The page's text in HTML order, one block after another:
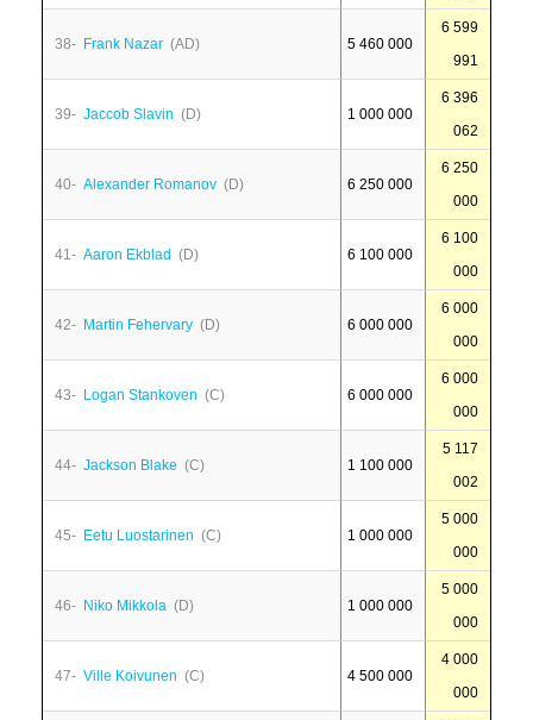
38- Frank Nazar (AD) 5 460 000
6 599
991
39- Jaccob Slavin (D) 1 000 000
6 396
062
40- Alexander Romanov (D) 6 250 000
6 250
000
41- Aaron Ekblad (D) 6 100 000
6 100
000
42- Martin Fehervary (D) 6 000 000
6 000
000
43- Logan Stankoven (C) 6 000 000
6 000
000
44- Jackson Blake (C) 1 100 000
5 117
002
45- Eetu Luostarinen (C) 1 000 000
5 000
000
46- Niko Mikkola (D) 1 000 000
5 000
000
47- Ville Koivunen (C) 4 500 000
4 000
000